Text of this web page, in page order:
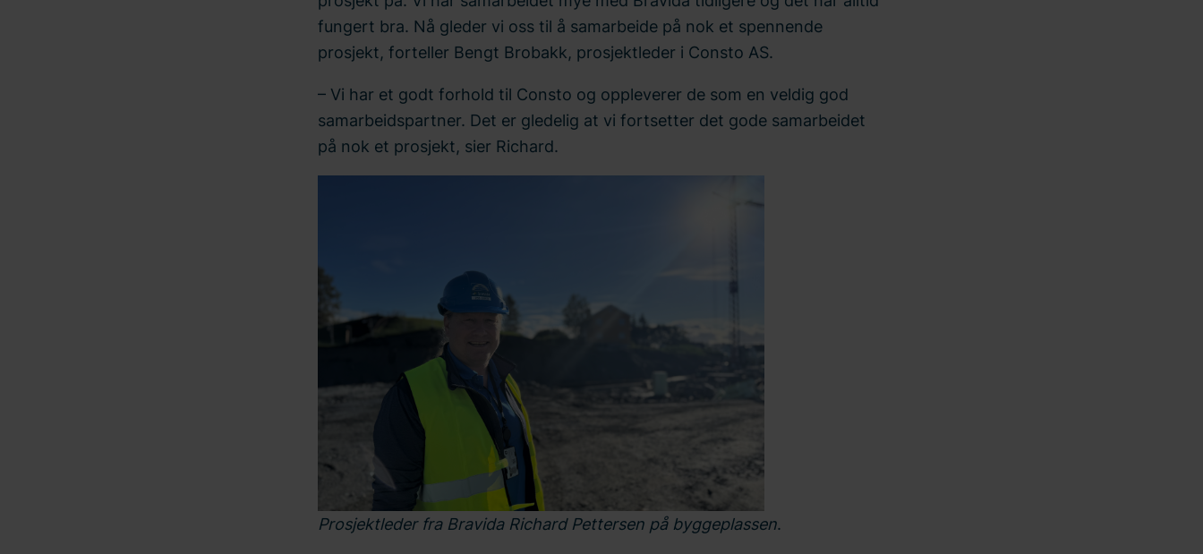
fungert bra. Nå gleder vi oss til å samarbeide på nok et spennende
prosjekt, forteller Bengt Brobakk, prosjektleder i Consto AS.
– Vi har et godt forhold til Consto og oppleverer de som en veldig god
samarbeidspartner. Det er gledelig at vi fortsetter det gode samarbeidet
på nok et prosjekt, sier Richard.
Prosjektleder fra Bravida Richard Pettersen på byggeplassen.